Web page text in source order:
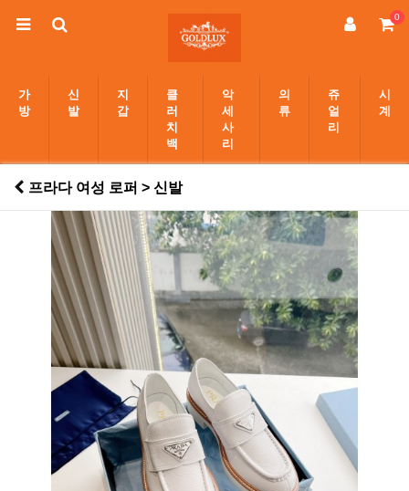
0
가
방
신
발
지
갑
클
러
치
백
악
세
사
리
의
류
쥬
얼
리
시
계
프라다 여성 로퍼 > 신발